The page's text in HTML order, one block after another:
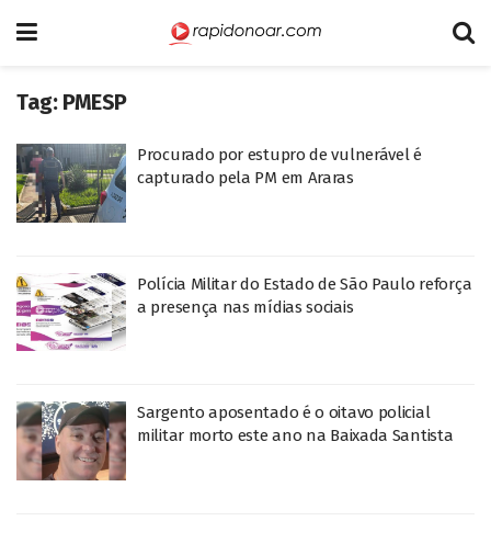
Tag: PMESP
Procurado por estupro de vulnerável é
capturado pela PM em Araras
Polícia Militar do Estado de São Paulo reforça
a presença nas mídias sociais
Sargento aposentado é o oitavo policial
militar morto este ano na Baixada Santista